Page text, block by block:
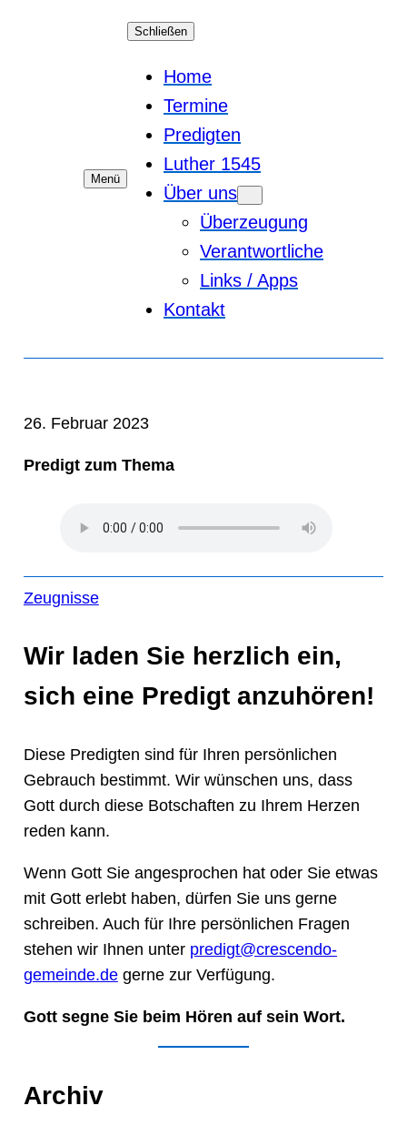
Menü
Schließen
Home
Termine
Predigten
Luther 1545
Über uns
Überzeugung
Verantwortliche
Links / Apps
Kontakt
26. Februar 2023
Predigt zum Thema
Zeugnisse
Wir laden Sie herzlich ein,
sich eine Predigt anzuhören!
Diese Predigten sind für Ihren persönlichen
Gebrauch bestimmt. Wir wünschen uns, dass
Gott durch diese Botschaften zu Ihrem Herzen
reden kann.
Wenn Gott Sie angesprochen hat oder Sie etwas
mit Gott erlebt haben, dürfen Sie uns gerne
schreiben. Auch für Ihre persönlichen Fragen
stehen wir Ihnen unter predigt@crescendo-
gemeinde.degerne zur Verfügung.
Gott segne Sie beim Hören auf sein Wort.
Archiv